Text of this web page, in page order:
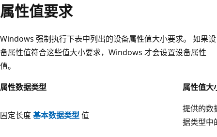
属性值要求
Windows 强制执行下表中列出的设备属性值大小要求。 如果设
备属性值符合这些值大小要求，Windows 才会设置设备属性
值。
属性数据类型
属性值大
固定长度基本数据类型值
提供的数
据类型中